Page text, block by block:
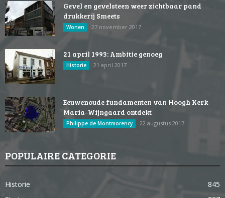
Gevel en gevelsteen weer zichtbaar pand
drukkerij Smeets
Wonen 27 november 2017
21 april 1993: Ambitie genoeg
Historie 21 april 2017
Eeuwenoude fundamenten van Hoogh Kerk
Maria-Wijngaard ontdekt
Philippe de Montmorency 22 augustus 2017
POPULAIRE CATEGORIE
Historie
845